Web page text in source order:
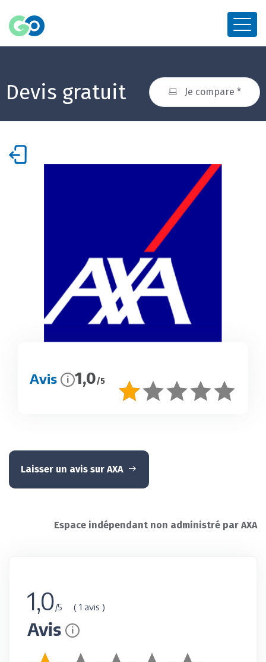
Devis gratuit Je compare *
Avis i 1,0/5
Laisser un avis sur AXA
Espace indépendant non administré par AXA
1,0/5 ( 1 avis )
Avis i